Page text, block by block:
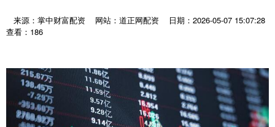
来源：掌中财富配资 网站：道正网配资
日期：2026-05-07 15:07:28
查看：186